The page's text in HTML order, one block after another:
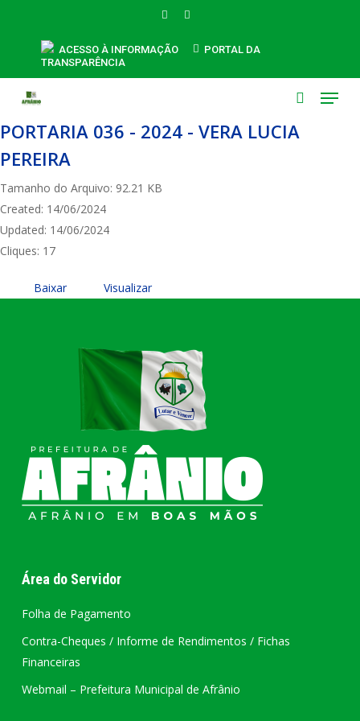
FACEBOOKINSTAGRAM
ACESSO À INFORMAÇÃO
PORTAL DA
TRANSPARÊNCIA
Menu
PORTARIA 036 - 2024 - VERA LUCIA
PEREIRA
Tamanho do Arquivo: 92.21 KB
Created: 14/06/2024
Updated: 14/06/2024
Cliques: 17
Baixar Visualizar
Área do Servidor
Folha de Pagamento
Contra-Cheques / Informe de Rendimentos / Fichas
Financeiras
Webmail – Prefeitura Municipal de Afrânio